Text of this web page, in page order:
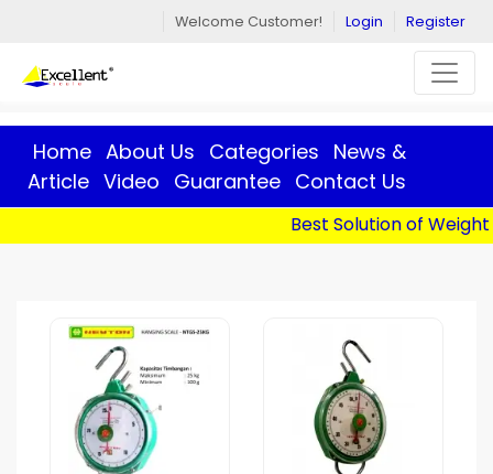
Welcome Customer! Login Register
Home About Us Categories News &
Article Video Guarantee Contact Us
Best Solution of